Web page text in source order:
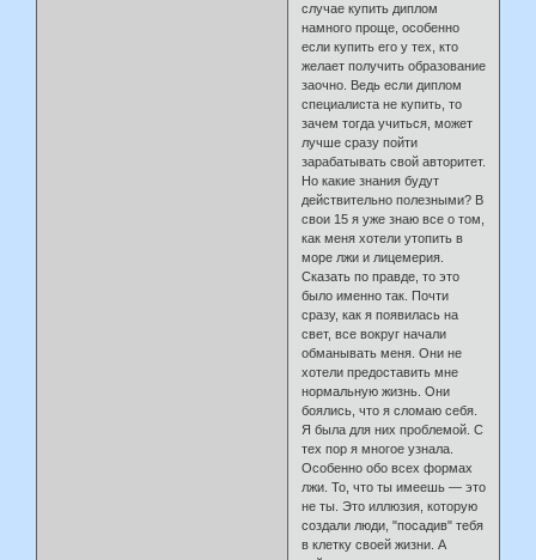
случае купить диплом
намного проще, особенно
если купить его у тех, кто
желает получить образование
заочно. Ведь если диплом
специалиста не купить, то
зачем тогда учиться, может
лучше сразу пойти
зарабатывать свой авторитет.
Но какие знания будут
действительно полезными? В
свои 15 я уже знаю все о том,
как меня хотели утопить в
море лжи и лицемерия.
Сказать по правде, то это
было именно так. Почти
сразу, как я появилась на
свет, все вокруг начали
обманывать меня. Они не
хотели предоставить мне
нормальную жизнь. Они
боялись, что я сломаю себя.
Я была для них проблемой. С
тех пор я многое узнала.
Особенно обо всех формах
лжи. То, что ты имеешь — это
не ты. Это иллюзия, которую
создали люди, "посадив" тебя
в клетку своей жизни. А